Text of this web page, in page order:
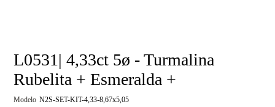
L0531| 4,33ct 5ø - Turmalina
Rubelita + Esmeralda +
Modelo N2S-SET-KIT-4,33-8,67x5,05